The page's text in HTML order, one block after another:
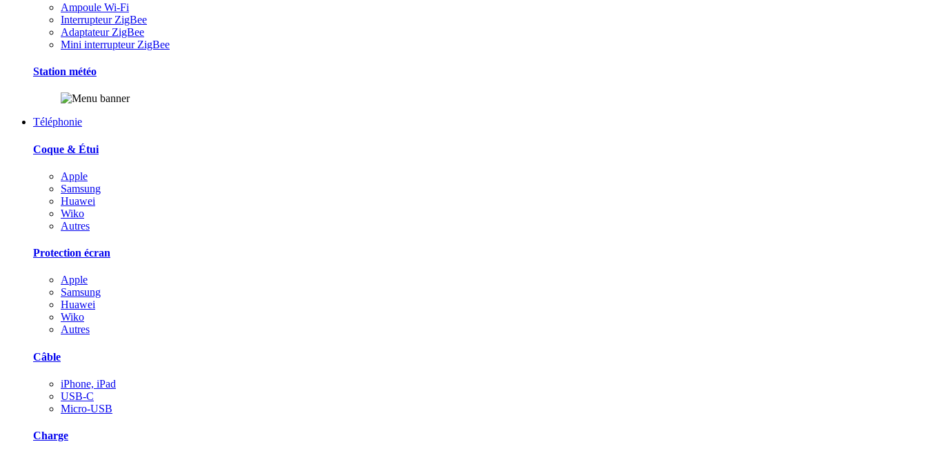
Ampoule Wi-Fi
Interrupteur ZigBee
Adaptateur ZigBee
Mini interrupteur ZigBee
Station météo
Téléphonie
Coque & Étui
Apple
Samsung
Huawei
Wiko
Autres
Protection écran
Apple
Samsung
Huawei
Wiko
Autres
Câble
iPhone, iPad
USB-C
Micro-USB
Charge